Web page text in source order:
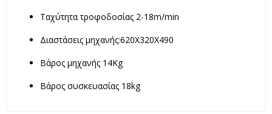
Ταχύτητα τροφοδοσίας 2-18m/min
Διαστάσεις μηχανής:620Χ320Χ490
Βάρος μηχανής 14Kg
Βάρος συσκευασίας 18kg